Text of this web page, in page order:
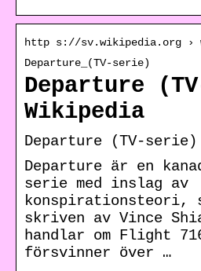
http s://sv.wikipedia.org ›
Departure_(TV-serie)
Departure
Wikipedia
Departure (TV-
Departure är en
serie med inslag av
konspirationsteori,
skriven av Vince
handlar om Flight
försvinner över …